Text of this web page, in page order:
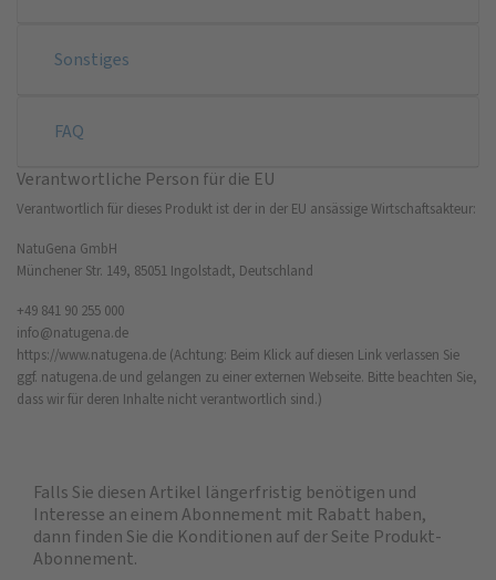
Sonstiges
FAQ
Verantwortliche Person für die EU
Verantwortlich für dieses Produkt ist der in der EU ansässige Wirtschaftsakteur:
NatuGena GmbH
Münchener Str. 149, 85051 Ingolstadt, Deutschland
+49 841 90 255 000
info@natugena.de
https://www.natugena.de (Achtung: Beim Klick auf diesen Link verlassen Sie
ggf. natugena.de und gelangen zu einer externen Webseite. Bitte beachten Sie,
dass wir für deren Inhalte nicht verantwortlich sind.)
Falls Sie diesen Artikel längerfristig benötigen und
Interesse an einem Abonnement mit Rabatt haben,
dann finden Sie die Konditionen auf der Seite Produkt-
Abonnement.